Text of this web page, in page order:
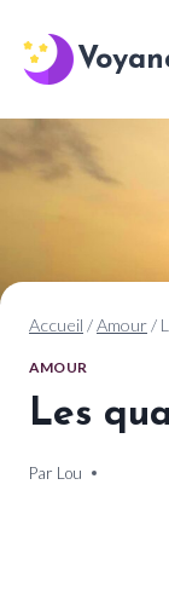
contenu
Accueil /Amour/
AMOUR
Les
Par Lou
19 décembre 2024